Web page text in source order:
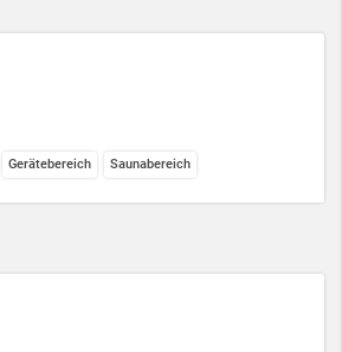
Gerätebereich Saunabereich